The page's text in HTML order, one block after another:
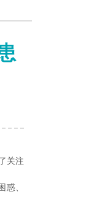
关注
惑、